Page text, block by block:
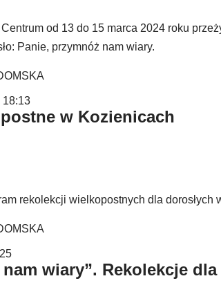
od 13 do 15 marca 2024 roku
Panie, przymnóż nam wiary.
18:13
w Kozienicach
rekolekcji wielkopostnych dla dorosłych
wiary”. Rekolekcje dla